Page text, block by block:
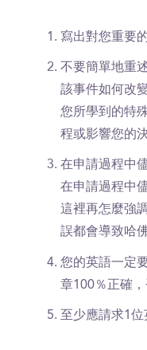
寫出對您重要
不要簡單地重
該事件如何改
您所學到的特
程或影響您的
在申請過程中
在申請過程中
這裡再怎麼強
誤都會導致哈
您的英語一定
章100％正確，
至少應請求1位